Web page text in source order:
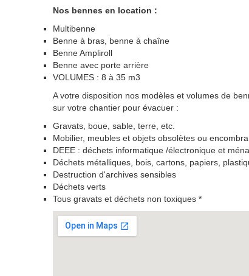
Nos bennes en location :
Multibenne
Benne à bras, benne à chaîne
Benne Ampliroll
Benne avec porte arrière
VOLUMES : 8 à 35 m3
A votre disposition nos modèles et volumes de
sur votre chantier pour évacuer :
Gravats, boue, sable, terre, etc.
Mobilier, meubles et objets obsolètes ou
DEEE : déchets informatique /électronique et
Déchets métalliques, bois, cartons, papiers,
Destruction d'archives sensibles
Déchets verts
Tous gravats et déchets non toxiques *